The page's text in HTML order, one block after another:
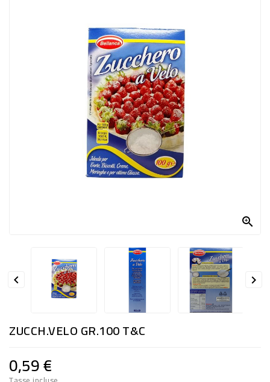
ALIMENTI
INFANZIA
RISO
FARINA

 
ZUCCH.VELO GR.100 T&C
0,59 €